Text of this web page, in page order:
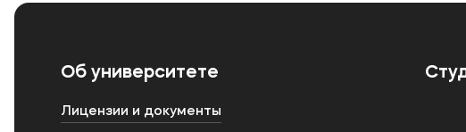
Об университете
Лицензии и документы